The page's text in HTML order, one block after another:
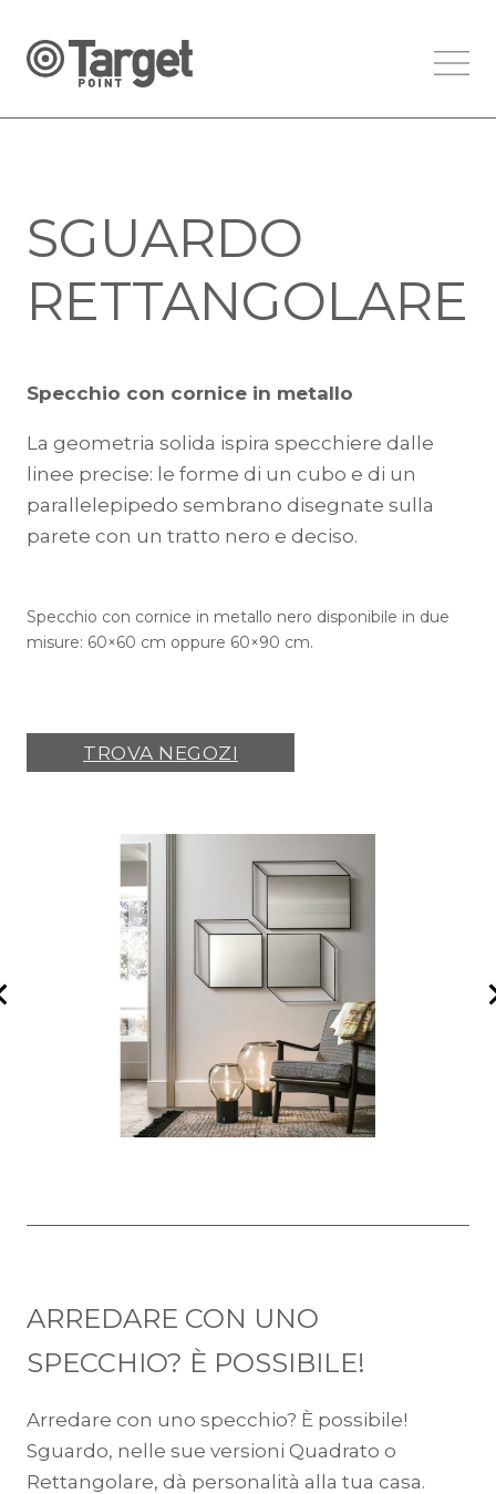
SGUARDO
RETTANGOLARE
Specchio con cornice in metallo
La geometria solida ispira specchiere dalle
linee precise: le forme di un cubo e di un
parallelepipedo sembrano disegnate sulla
parete con un tratto nero e deciso.
Specchio con cornice in metallo nero disponibile in due
misure: 60×60 cm oppure 60×90 cm.
TROVA NEGOZI
ARREDARE CON UNO
SPECCHIO? È POSSIBILE!
Arredare con uno specchio? È possibile!
Sguardo, nelle sue versioni Quadrato o
Rettangolare, dà personalità alla tua casa.